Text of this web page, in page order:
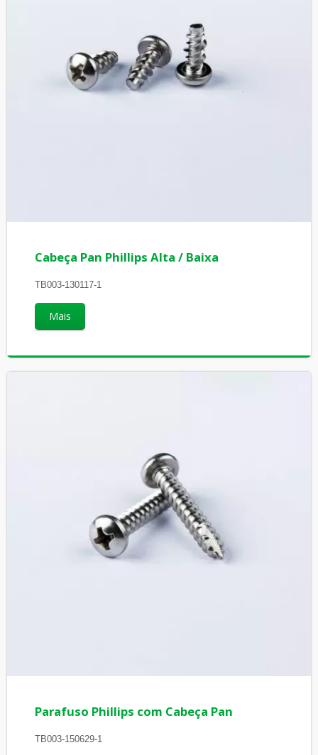
Cabeça Pan Phillips Alta / Baixa
TB003-130117-1
Mais
Parafuso Phillips com Cabeça Pan
TB003-150629-1